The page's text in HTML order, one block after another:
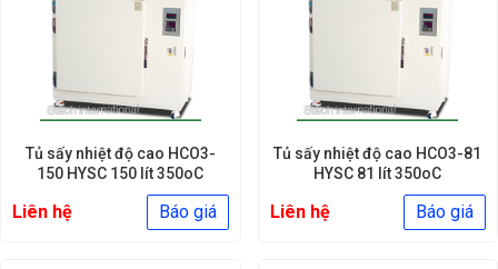
Tủ sấy nhiệt độ cao HCO3-
150 HYSC 150 lít 350oC
Liên hệ Báo giá
Tủ sấy nhiệt độ cao HCO3-81
HYSC 81 lít 350oC
Liên hệ Báo giá